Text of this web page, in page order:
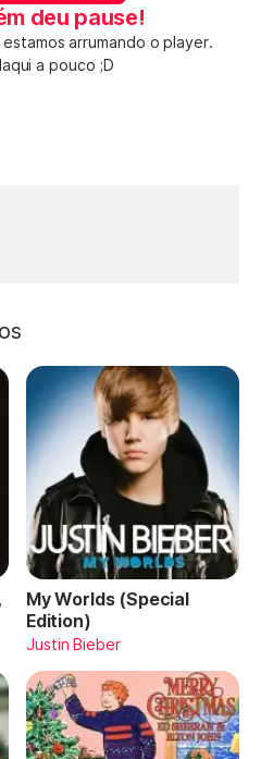
deu pause!
arrumando o player.
a pouco ;D
My Worlds (Special
Edition)
Justin Bieber